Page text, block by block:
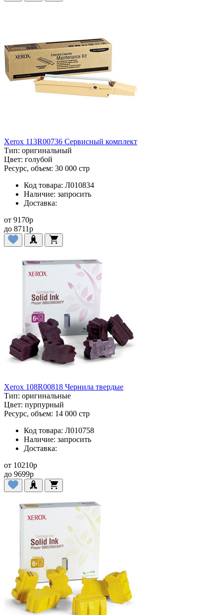
Xerox 113R00736 Сервисный комплект
Тип: оригинальный
Цвет: голубой
Ресурс, объем: 30 000 стр
Код товара: Л010834
Наличие: запросить
Доставка:
от 9170p
до 8711p
Xerox 108R00818 Чернила твердые
Тип: оригинальные
Цвет: пурпурный
Ресурс, объем: 14 000 стр
Код товара: Л010758
Наличие: запросить
Доставка:
от 10210p
до 9699p